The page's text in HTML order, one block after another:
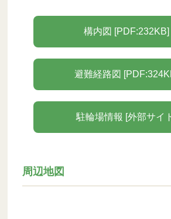
構内図 [PDF:232KB]
避難経路図
駐輪場情報 [外部サイ
周辺地図